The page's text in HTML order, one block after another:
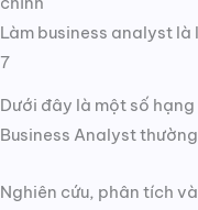
Làm business analyst
7
Dưới đây là một số
Business Analyst
Nghiên cứu, phân tích